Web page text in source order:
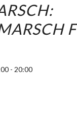
- 20:00